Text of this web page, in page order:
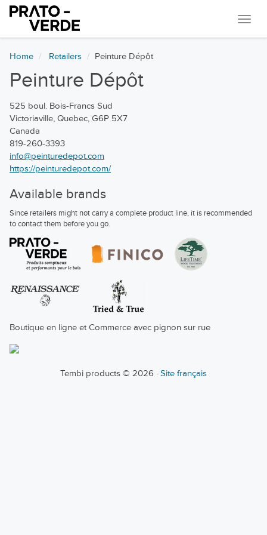
Home Retailers Peinture Dépôt
Peinture Dépôt
525 boul. Bois-Francs Sud
Victoriaville, Quebec, G6P 5X7
Canada
819-260-3393
info@peinturedepot.com
https://peinturedepot.com/
Available brands
Since retailers might not carry a complete product line, it is recommended
to contact them before you go.
Boutique en ligne et Commerce avec pignon sur rue
Tembi products © 2026 · Site français